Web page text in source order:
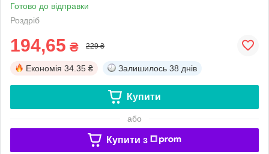
Готово до відправки
Роздріб
194,65 ₴ 229 ₴
Економія 34.35 ₴ Залишилось 38 днів
Купити
або
Купити з